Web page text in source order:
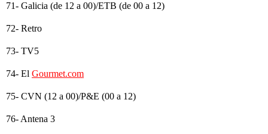
71- Galicia (de 12 a 00)/ETB (de 00 a 12)
72- Retro
73- TV5
74- El Gourmet.com
75- CVN (12 a 00)/P&E (00 a 12)
76- Antena 3